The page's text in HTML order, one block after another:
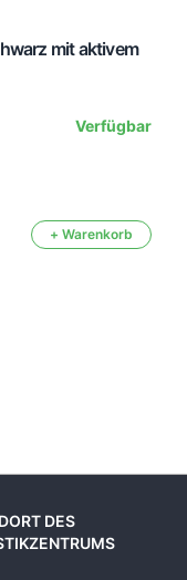
mit aktivem
Verfügbar
+ Warenkorb
DES